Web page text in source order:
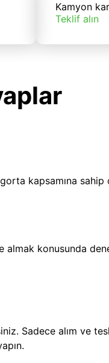
Kamyon
Teklif alın
kapsamına sahip
konusunda
Sadece alım ve